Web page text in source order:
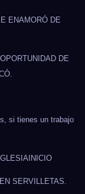
ENAMORÓ DE
DE
si tienes un trabajo
INICIO
SERVILLETAS.